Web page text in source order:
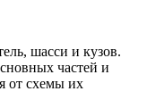
шасси и кузов.
частей и
от схемы их